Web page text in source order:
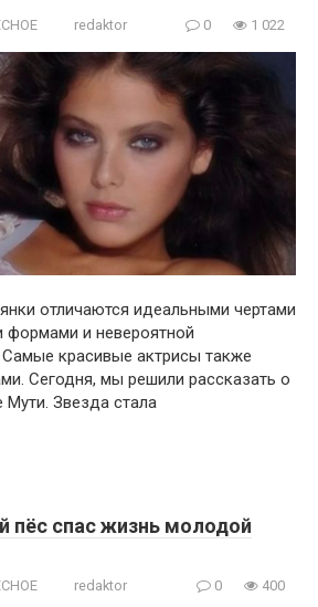
redaktor 0 1 022
отличаются идеальными чертами
формами и невероятной
Самые красивые актрисы также
Сегодня, мы решили рассказать о
Мути. Звезда стала
пёс спас жизнь молодой
redaktor 0 400